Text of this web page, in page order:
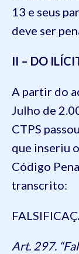
13 e seus
deve ser
II – DO
A partir do
Julho de
CTPS
que inseriu
Código
transcrito:
Art. 297.